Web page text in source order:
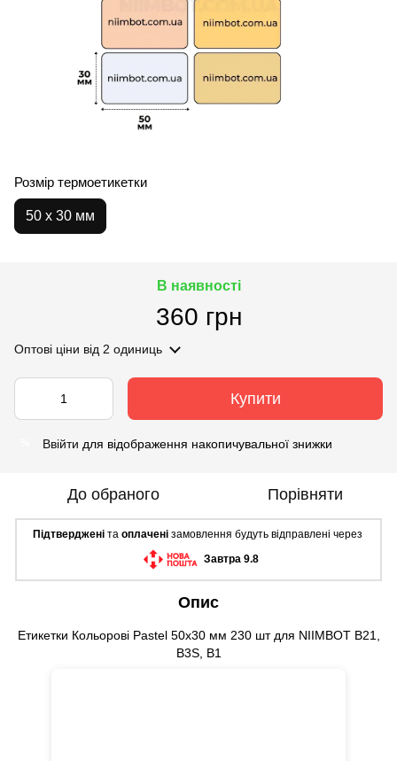
Розмір термоетикетки
50 х 30 мм
В наявності
360 грн
Оптові ціни від 2 одиниць
Купити
Ввійти для відображення накопичувальної знижки
До обраного Порівняти
Підтверджені та оплаченізамовлення будуть відправлені через
Завтра 9.8
Опис
Етикетки Кольорові Pastel 50х30 мм 230 шт для NIIMBOT B21,
B3S, B1